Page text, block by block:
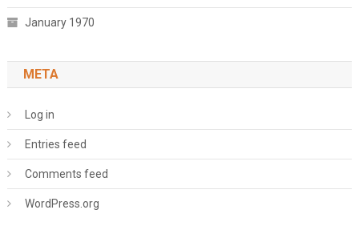
January 1970
META
Log in
Entries feed
Comments feed
WordPress.org